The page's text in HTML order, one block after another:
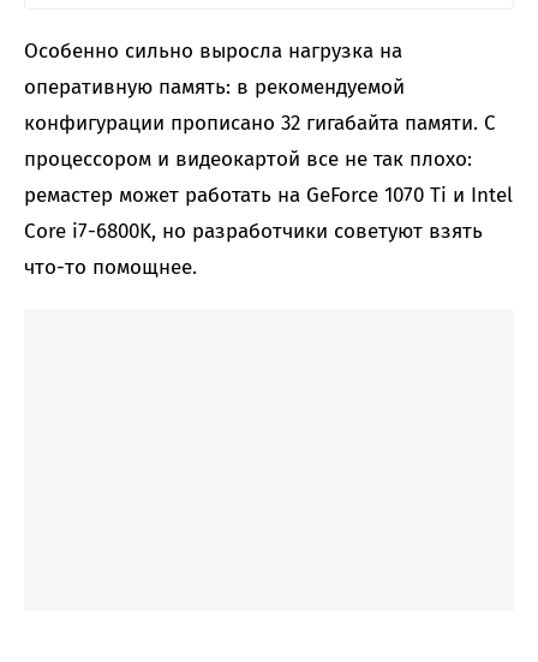
Особенно сильно выросла нагрузка на
оперативную память: в рекомендуемой
конфигурации прописано 32 гигабайта памяти. С
процессором и видеокартой все не так плохо:
ремастер может работать на GeForce 1070 Ti и Intel
Core i7-6800K, но разработчики советуют взять
что-то помощнее.